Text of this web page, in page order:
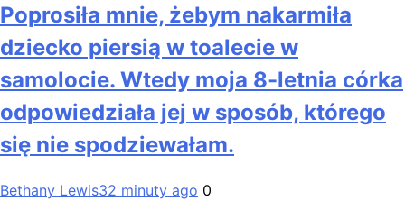
Poprosiła mnie, żebym nakarmiła
dziecko piersią w toalecie w
samolocie. Wtedy moja 8-letnia córka
odpowiedziała jej w sposób, którego
się nie spodziewałam.
Bethany Lewis32 minuty ago 0